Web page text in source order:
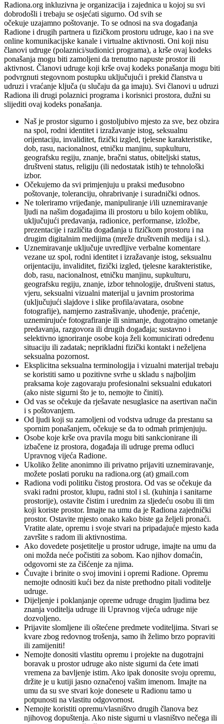
Radiona.org inkluzivna je organizacija i zajednica u kojoj su svi
dobrodošli i trebaju se osjećati sigurno. Od svih se
očekuje uzajamno poštovanje. To se odnosi na sva događanja
Radione i drugih partnera u fizičkom prostoru udruge, kao i na sve
online komunikacijske kanale i virtualne aktivnosti. Oni koji nisu
članovi udruge (polaznici/sudionici programa), a krše ovaj kodeks
ponašanja mogu biti zamoljeni da trenutno napuste prostor ili
aktivnost. Članovi udruge koji krše ovaj kodeks ponašanja mogu biti
podvrgnuti stegovnom postupku uključujući i prekid članstva u
udruzi i vraćanje ključa (u slučaju da ga imaju). Svi članovi u udruzi
Radiona ili drugi polaznici programa i korisnici prostora, dužni su
slijediti ovaj kodeks ponašanja.
Naš je prostor sigurno i gostoljubivo mjesto za sve, bez obzira
na spol, rodni identitet i izražavanje istog, seksualnu
orijentaciju, invaliditet, fizički izgled, tjelesne karakteristike,
dob, rasu, nacionalnost, etničku manjinu, supkulturu,
geografsku regiju, znanje, bračni status, obiteljski status,
društveni status, religiju (ili nedostatak istih) te tehnološki
izbor.
Očekujemo da svi primjenjuju u praksi međusobno
poštovanje, toleranciju, ohrabrivanje i suradnički odnos.
Ne toleriramo vrijeđanje, manipuliranje i/ili uznemiravanje
ljudi na našim događajima ili prostoru u bilo kojem obliku,
uključujući predavanja, radionice, performanse, izložbe,
prezentacije i različita događanja u fizičkom prostoru i na
drugim digitalnim medijima (mreže društvenih medija i sl.).
Uznemiravanje uključuje uvredljive verbalne komentare
vezane uz spol, rodni identitet i izražavanje istog, seksualnu
orijentaciju, invaliditet, fizički izgled, tjelesne karakteristike,
dob, rasu, nacionalnost, etničku manjinu, supkulturu,
geografsku regiju, znanje, izbor tehnologije, društveni status,
vjeru, seksualni vizualni materijal u javnim prostorima
(uključujući slajdove i slike profila/avatara, osobne
fotografije), namjerno zastrašivanje, uhođenje, praćenje,
uznemirujuće fotografiranje ili snimanje, dugotrajno ometanje
predavanja, razgovora ili drugih događaja; sustavno i
selektivno ignoriranje osobe koja želi komunicirati određenu
situaciju ili zadatak; neprikladni fizički kontakt i neželjena
seksualna pozornost.
Eksplicitna seksualna terminologija i vizualni materijal trebaju
se koristiti samo u pozitivne svrhe u skladu s najboljim
praksama koje zagovaraju profesionalni seksualni edukatori
(ako niste sigurni što je to, nemojte to činiti).
Od vas se očekuje da rješavate nesuglasice na asertivan način
i s poštovanjem.
Od ljudi koji su zamoljeni od vodstva udruge da prestanu sa
spornim ponašanjem, očekuje se da to odmah primjenjuju.
Osobe koje krše ova pravila mogu biti sankcionirane ili
izbačene iz prostora, događaja ili udruge prema odluci
Upravnog vijeća Radione.
Ukoliko želite anonimno ili privatno prijaviti uznemiravanje,
možete poslati poruku na radiona.org (at) gmail.com
Radiona vodi politiku čistog prostora. Od vas se očekuje da
svaki radni prostor, klupu, radni stol i sl. (kuhinja i sanitarne
prostorije), ostavite čistim i urednim za sljedeću osobu ili tim
koji koriste prostor. Imajte na umu da je Radiona zajednički
prostor. Ostavite mjesto onako kako biste ga željeli pronaći.
Vratite alate, opremu i svoje stvari na pripadajuće mjesto kada
završite s radom ili aktivnostima.
Ako dovedete posjetitelje u prostor udruge, imajte na umu da
oni možda neće počistiti za sobom. Kao njihov domaćin,
odgovorni ste za čišćenje za njima.
Čuvajte i brinite o svoj imovini i opremi Radione. Opremu
nemojte odnositi kući bez da niste prethodno pitali voditelje
udruge.
Dijeljenje i poklanjanje opreme udruge drugim ljudima bez
znanja voditelja udruge ili Upravnog vijeća udruge nije
dozvoljeno.
Prijavite slomljene ili oštećene predmete voditeljima. Stvari se
kvare zbog redovnog trošenja, samo ih želimo brzo popraviti
ili zamijeniti!
Nemojte donositi vlastitu opremu i projekte na dugotrajni
boravak u prostor udruge ako niste sigurni da ćete imati
vremena za bavljenje istim. Ako ipak donosite svoju opremu,
držite je u kutiji jasno označenoj vašim imenom. Imajte na
umu da su sve stvari koje donesete u Radionu tamo u
potpunosti na vlastitu odgovornost.
Nemojte koristiti opremu/vlasništvo drugih članova bez
njihovog dopuštenja. Ako niste sigurni u vlasništvo nečega ili